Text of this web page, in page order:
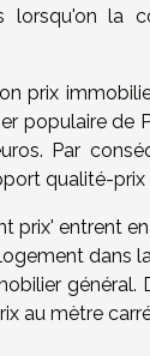
lorsqu'on la
prix
populaire de
Par
qualité-
prix' entrent
dans
au mètre